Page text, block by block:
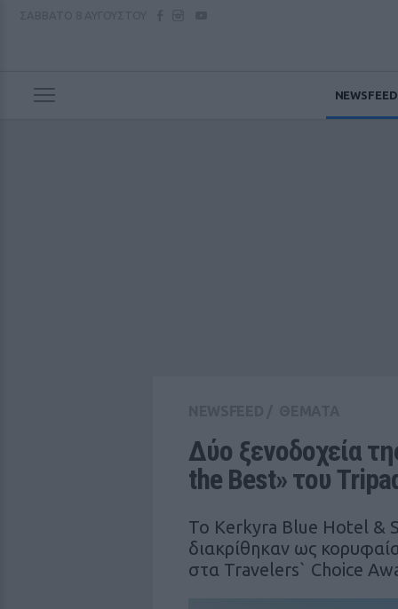
NEWSFEED
Δύο ξενοδοχεία
the Best» του
Το Kerkyra Blue Hotel &
διακρίθηκαν ως
στα Travelers` Choice